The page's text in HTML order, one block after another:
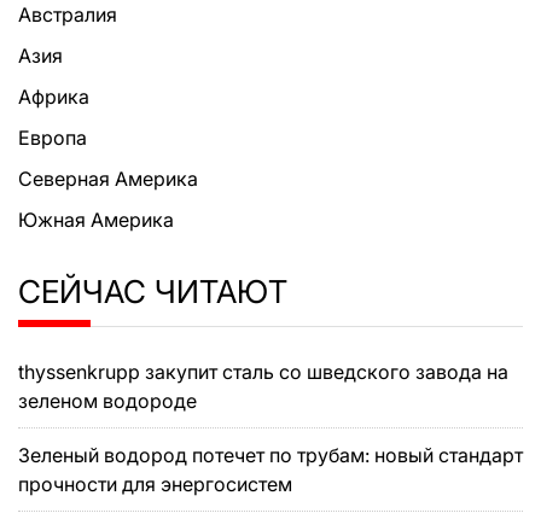
Австралия
Азия
Африка
Европа
Северная Америка
Южная Америка
СЕЙЧАС ЧИТАЮТ
thyssenkrupp закупит сталь со шведского завода на
зеленом водороде
Зеленый водород потечет по трубам: новый стандарт
прочности для энергосистем